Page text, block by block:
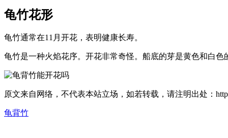
龟竹花形
龟竹通常在11月开花，表明健康长寿。
龟竹是一种火焰花序。开花非常奇怪。船底的芽是黄色和白
原文来自网络，不代表本站立场，如若转载，请注明出处：
龟背竹